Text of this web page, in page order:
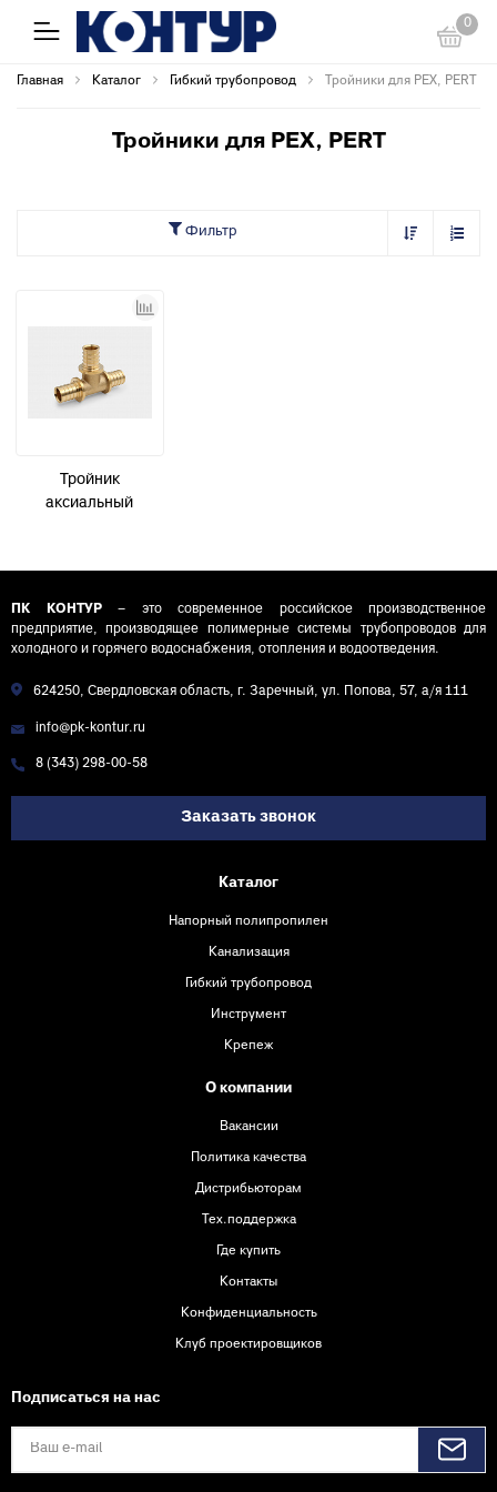
0
Главная Каталог Гибкий трубопровод Тройники для PEX, PERT
Тройники для PEX, PERT
Фильтр
Тройник
аксиальный
D32 (4,4)
ПК КОНТУР– это современное российское производственное
предприятие, производящее полимерные системы трубопроводов для
холодного и горячего водоснабжения, отопления и водоотведения.
624250, Свердловская область, г. Заречный, ул. Попова, 57, а/я 111
info@pk-kontur.ru
8 (343) 298-00-58
Заказать звонок
Каталог
Напорный полипропилен
Канализация
Гибкий трубопровод
Инструмент
Крепеж
О компании
Вакансии
Политика качества
Дистрибьюторам
Тех.поддержка
Где купить
Контакты
Конфиденциальность
Клуб проектировщиков
Подписаться на нас